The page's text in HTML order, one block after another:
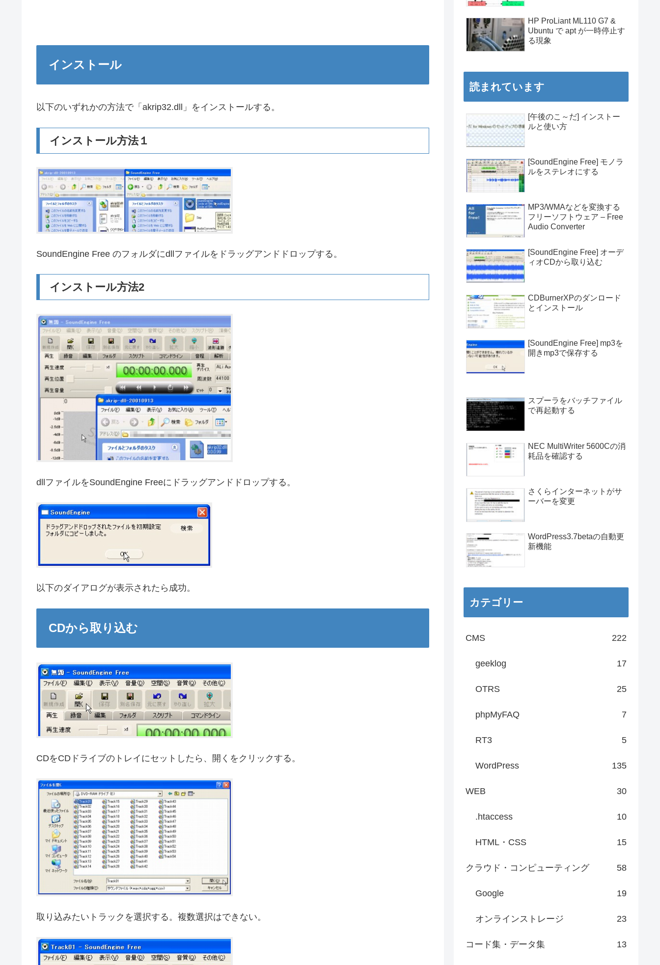
インストール
以下のいずれかの方法で「akrip32.dll」をインストールする。
インストール方法１
SoundEngine Free のフォルダにdllファイルをドラッグアンドドロップする。
インストール方法2
dllファイルをSoundEngine Freeにドラッグアンドドロップする。
以下のダイアログが表示されたら成功。
CDから取り込む
CDをCDドライブのトレイにセットしたら、開くをクリックする。
取り込みたいトラックを選択する。複数選択はできない。
HP ProLiant ML110 G7 &
Ubuntu で apt が一時停止す
る現象
読まれています
[午後のこ～だ] インストー
ルと使い方
[SoundEngine Free] モノラ
ルをステレオにする
MP3/WMAなどを変換する
フリーソフトウェア – Free
Audio Converter
[SoundEngine Free] オーデ
ィオCDから取り込む
CDBurnerXPのダンロード
とインストール
[SoundEngine Free] mp3を
開きmp3で保存する
スプーラをバッチファイル
で再起動する
NEC MultiWriter 5600Cの消
耗品を確認する
さくらインターネットがサ
ーバーを変更
WordPress3.7betaの自動更
新機能
カテゴリー
CMS 222
geeklog 17
OTRS 25
phpMyFAQ 7
RT3 5
WordPress 135
WEB 30
.htaccess 10
HTML・CSS 15
クラウド・コンピューティング 58
Google 19
オンラインストレージ 23
コード集・データ集 13